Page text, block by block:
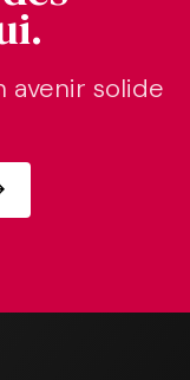
avenir solide